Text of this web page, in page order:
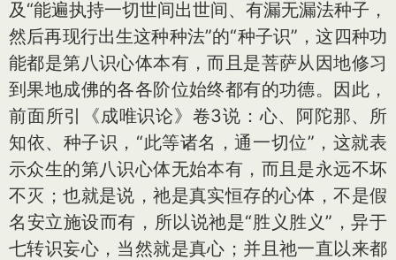
及“能遍执持一切世间出世间、有漏无漏法种子，
然后再现行出生这种种法”的“种子识”，这四种功
能都是第八识心体本有，而且是菩萨从因地修习
到果地成佛的各各阶位始终都有的功德。因此，
前面所引《成唯识论》卷3说：心、阿陀那、所
知依、种子识，“此等诸名，通一切位”，这就表
示众生的第八识心体无始本有，而且是永远不坏
不灭；也就是说，祂是真实恒存的心体，不是假
名安立施设而有，所以说祂是“胜义胜义”，异于
七转识妄心，当然就是真心；并且祂一直以来都